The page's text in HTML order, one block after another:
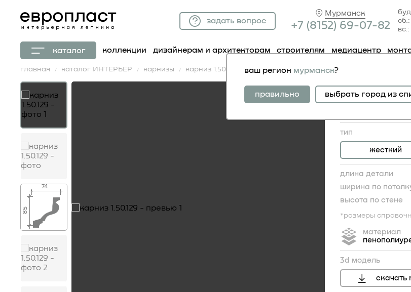
Мурманск
+7 (81 52) 69-07-82
сб.:
задать вопрос
каталог коллекции дизайнерам и архитекторам строителям медиацентр
ваш регион мурманск?
правильно выбрать город из
главная каталог ИНТЕРЬЕР карнизы карниз 1.50.129
гибкий аналог:
карниз 1.50.129
74
85
карниз
тип
жесткий
длина детали
ширина по
высота по стене
*размеры
материал
3d модель
скачать